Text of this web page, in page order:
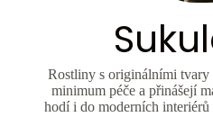
Rostliny s originálními
minimum péče a přinášejí
hodí i do moderních